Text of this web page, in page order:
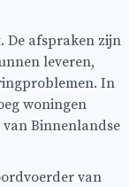
De afspraken zijn
leveren,
In
woningen
Binnenlandse
van